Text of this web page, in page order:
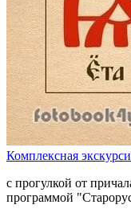
Комплексная
с прогулкой от
программой